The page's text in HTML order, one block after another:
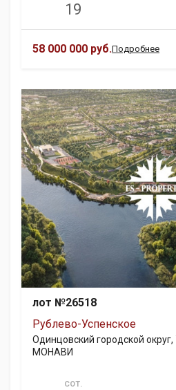
19
58 000 000 руб.Подробнее
лот №26518
Рублево-Успенское
Одинцовский городской
МОНАВИ
СОТ.